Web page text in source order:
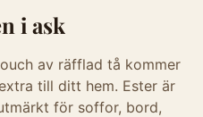
i ask
av räfflad tå kommer
till ditt hem. Ester är
för soffor, bord,